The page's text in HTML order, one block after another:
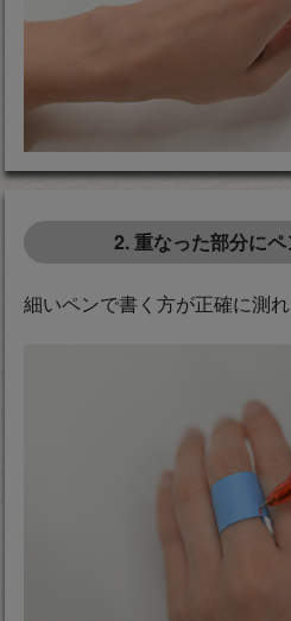
2. 重なった部分に
細いペンで書く方が正確に測れ